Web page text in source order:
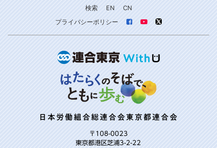
検索 EN
CN
プライバシーポリシー
日本労働組合総連合会東京都連合会
〒108-0023
東京都港区芝浦3-2-22